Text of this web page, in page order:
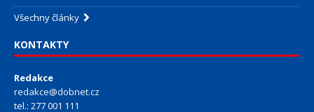
Všechny články
KONTAKTY
Redakce
redakce@dobnet.cz
tel.: 277 001 111